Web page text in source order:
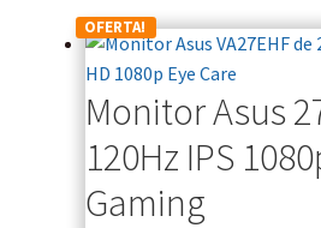
OFERTA!
Monitor Asus
120Hz IPS
Gaming